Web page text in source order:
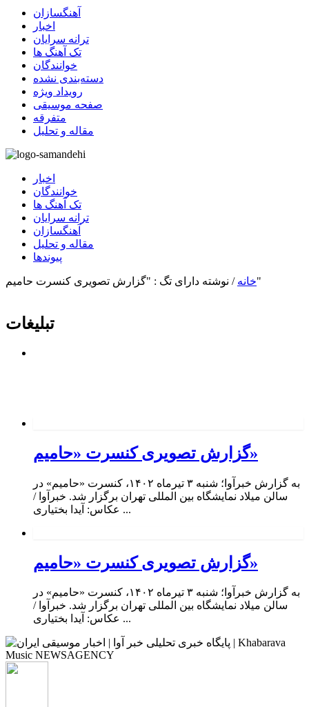
آهنگسازان
اخبار
ترانه سرایان
تک آهنگ ها
خوانندگان
دسته‌بندی نشده
رویداد ویژه
صفحه موسیقی
متفرقه
مقاله و تحلیل
اخبار
خوانندگان
تک آهنگ ها
ترانه سرایان
آهنگسازان
مقاله و تحلیل
پیوندها
خانه / نوشته دارای تگ : "گزارش تصویری کنسرت حامیم"
تبلیغات
گزارش تصویری کنسرت «حامیم»
به گزارش خبرآوا؛ شنبه ۳ تیرماه ۱۴۰۲، کنسرت «حامیم» در
سالن میلاد نمایشگاه بین المللی تهران برگزار شد. خبرآوا /
عکاس: آیدا بختیاری ...
گزارش تصویری کنسرت «حامیم»
به گزارش خبرآوا؛ شنبه ۳ تیرماه ۱۴۰۲، کنسرت «حامیم» در
سالن میلاد نمایشگاه بین المللی تهران برگزار شد. خبرآوا /
عکاس: آیدا بختیاری ...